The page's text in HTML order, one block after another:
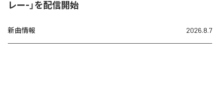
レー-」を配信開始
新曲情報 2026.8.7